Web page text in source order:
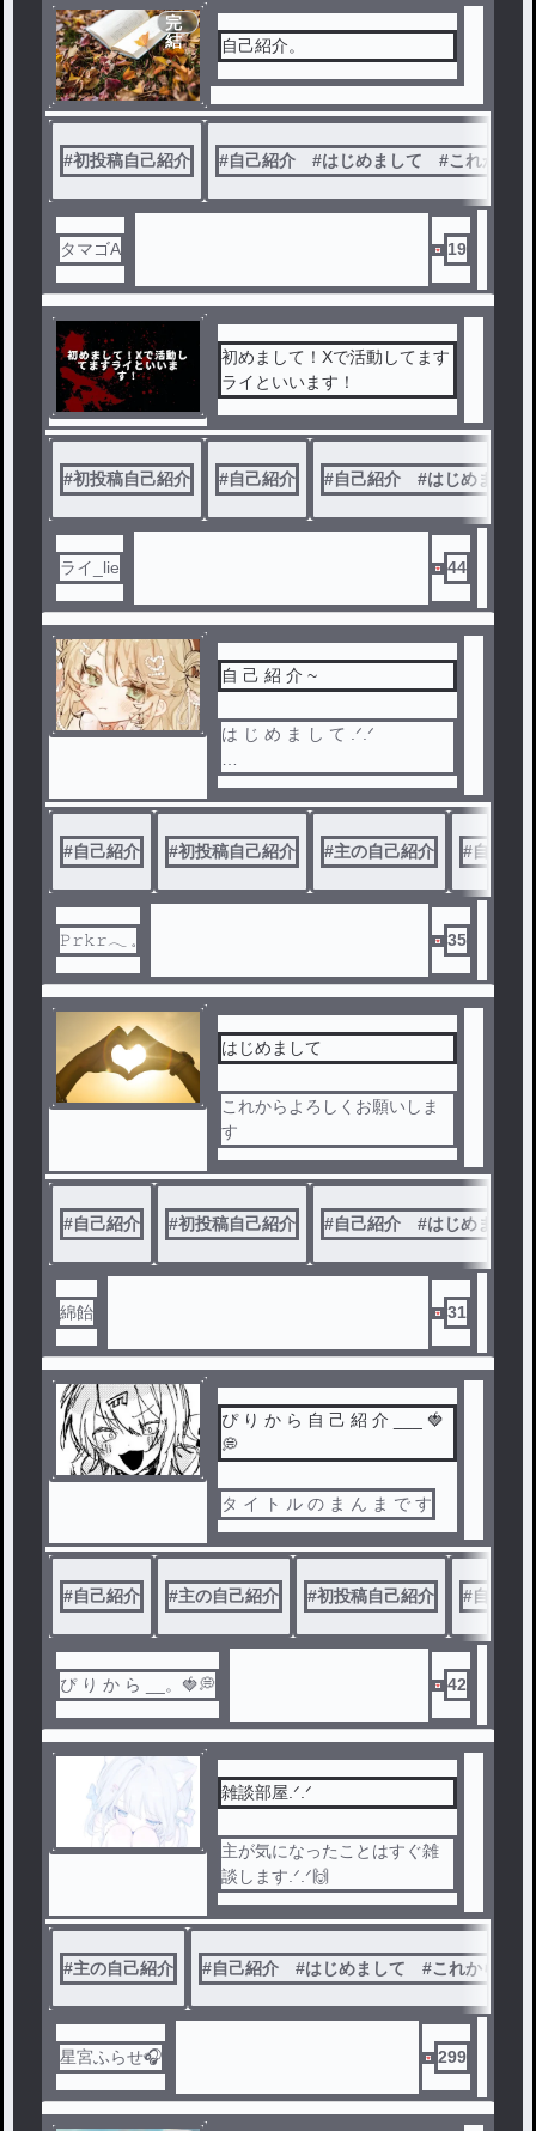
完
結
自己紹介。
#初投稿自己紹介 #自己紹介 #はじめまして #これからよ
タマゴA 19
初めまして！Xで活動してます
ライといいます！
#初投稿自己紹介 #自己紹介 #自己紹介 #はじめまし
ライ_lie 44
自 己 紹 介 ~
ぴ り か ら っ て い い ま す 、
#自己紹介 #初投稿自己紹介 #主の自己紹介 #自己紹
𝙿𝚛𝚔𝚛‪𓂃 𓈒 35
はじめまして
これからよろしくお願いしま
す
#自己紹介 #初投稿自己紹介 #自己紹介 #はじめまし
綿飴 31
ぴ り か ら 自 己 紹 介 ___ 🍓
💭
タ イ ト ル の ま ん ま で す
#自己紹介 #主の自己紹介 #初投稿自己紹介 #自己紹
ぴ り か ら __。🍓💭 42
雑談部屋.ᐟ.ᐟ
主が気になったことはすぐ雑
談します.ᐟ.ᐟ🙌
#主の自己紹介 #自己紹介 #はじめまして #これからよろ
星宮ふらせ🎧 299